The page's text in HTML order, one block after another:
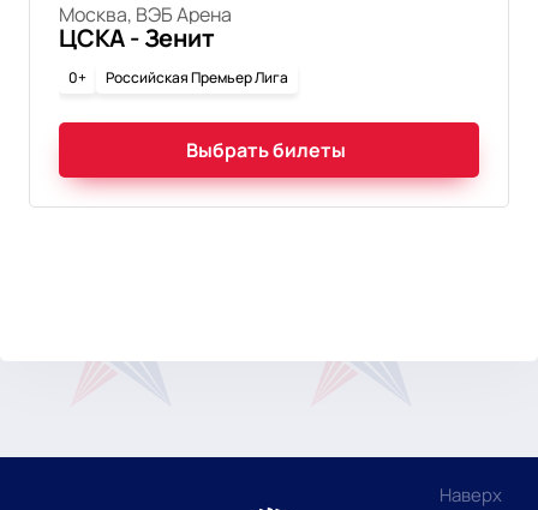
Москва, ВЭБ Арена
ЦСКА - Зенит
0+ Российская Премьер Лига
Выбрать билеты
Наверх